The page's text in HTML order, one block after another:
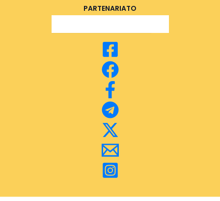
PARTENARIATO
Search Button